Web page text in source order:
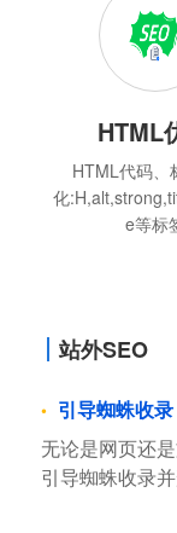
HTML
HTML代码、
化
e等标
站外SEO
引导蜘蛛收录
无论是网页还
引导蜘蛛收录